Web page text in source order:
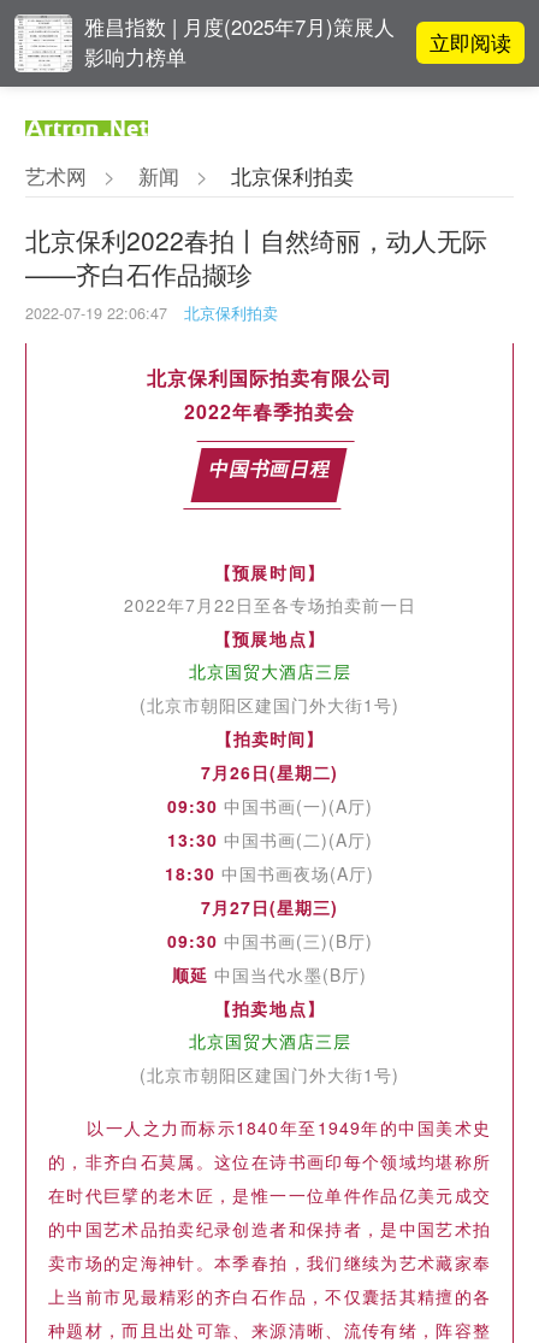
雅昌指数 | 月度(2025年7月)策展人
影响力榜单
立即阅读
破界与归真
张瀚文：以物质媒介具象化精神世
界
“纤维”提问2022：存在何“缓”？
艺术网 > 新闻 > 北京保利拍卖
北京保利2022春拍丨自然绮丽，动人无际
——齐白石作品撷珍
2022-07-19 22:06:47 北京保利拍卖
北京保利国际拍卖有限公司
2022年春季拍卖会
中国书画日程
【预展时间】
2022年7月22日至各专场拍卖前一日
【预展地点】
北京国贸大酒店三层
(北京市朝阳区建国门外大街1号)
【拍卖时间】
7月26日(星期二)
09:30 中国书画(一)(A厅)
13:30 中国书画(二)(A厅)
18:30 中国书画夜场(A厅)
7月27日(星期三)
09:30 中国书画(三)(B厅)
顺延 中国当代水墨(B厅)
【拍卖地点】
北京国贸大酒店三层
(北京市朝阳区建国门外大街1号)
以一人之力而标示1840年至1949年的中国美术史
的，非齐白石莫属。这位在诗书画印每个领域均堪称所
在时代巨擘的老木匠，是惟一一位单件作品亿美元成交
的中国艺术品拍卖纪录创造者和保持者，是中国艺术拍
卖市场的定海神针。本季春拍，我们继续为艺术藏家奉
上当前市见最精彩的齐白石作品，不仅囊括其精擅的各
种题材，而且出处可靠、来源清晰、流传有绪，阵容整